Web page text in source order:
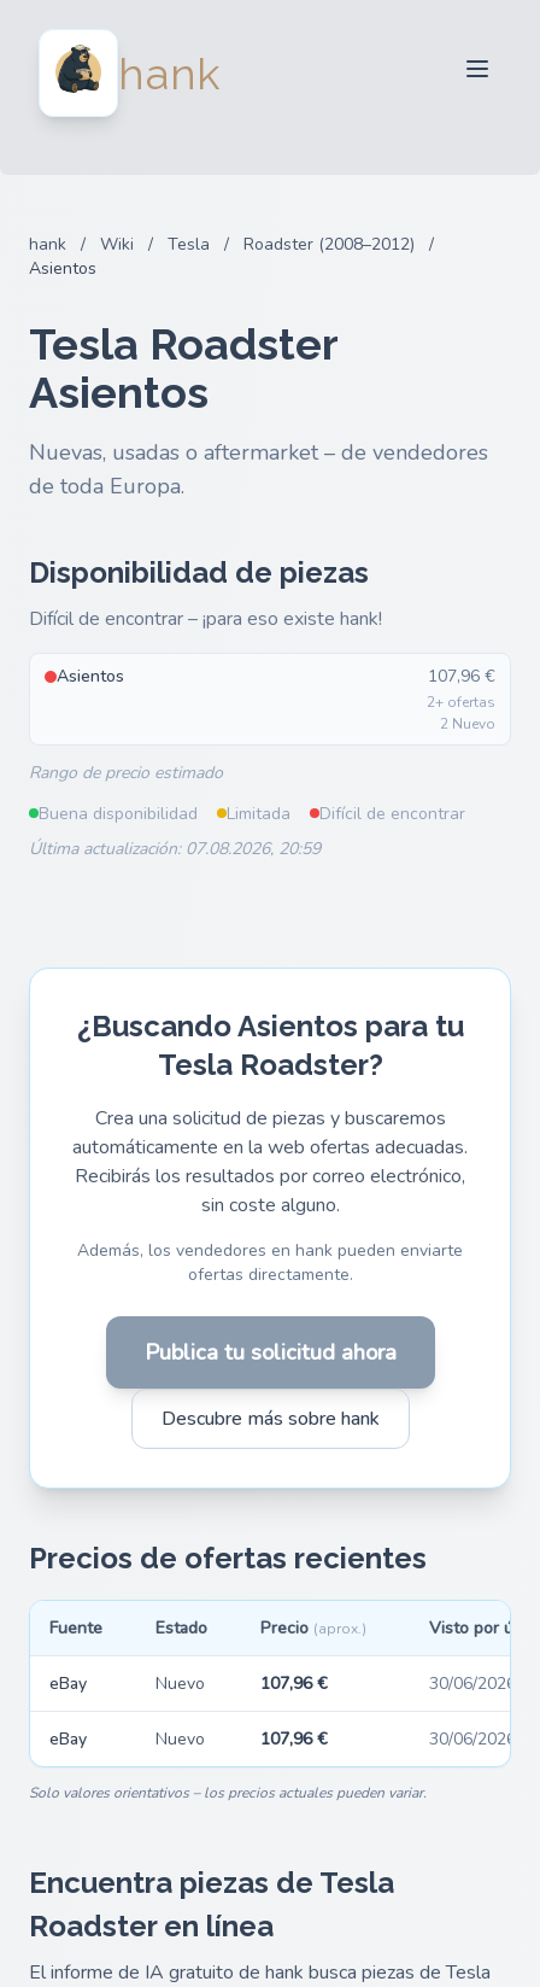
hankPara Compradores
Iniciar sesion
hank / Wiki / Tesla / Roadster (2008–2012)
/
Asientos
Tesla Roadster
Asientos
Nuevas, usadas o aftermarket – de vendedores
de toda Europa.
Disponibilidad de piezas
Difícil de encontrar – ¡para eso existe hank!
Asientos 107,96 €
2+ ofertas
2 Nuevo
Rango de precio estimado
Buena disponibilidad
Limitada
Difícil de encontrar
Última actualización: 07.08.2026, 20:59
¿Buscando Asientos para tu
Tesla Roadster?
Crea una solicitud de piezas y buscaremos
automáticamente en la web ofertas adecuadas.
Recibirás los resultados por correo electrónico,
sin coste alguno.
Además, los vendedores en hank pueden enviarte
ofertas directamente.
Publica tu solicitud ahora
Descubre más sobre hank
Precios de ofertas recientes
Fuente Estado Precio (aprox.) Visto por
eBay Nuevo 107,96 € 30/06/2026
eBay Nuevo 107,96 € 30/06/2026
Solo valores orientativos – los precios actuales pueden variar.
Encuentra piezas de Tesla
Roadster en línea
El informe de IA gratuito de hank busca piezas de Tesla